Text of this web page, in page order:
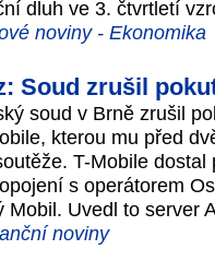
dluh ve 3. čtvrtletí
noviny - Ekonomika
Soud zrušil
soud v Brně zrušil
kterou mu před
T-Mobile
s operátorem
Mobil. Uvedl to server
noviny